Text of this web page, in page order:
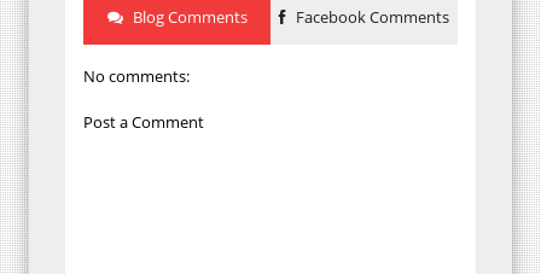
Blog Comments Facebook Comments
No comments:
Post a Comment